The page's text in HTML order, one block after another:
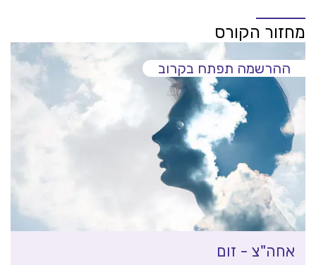
מחזור הקורס
ההרשמה תפתח בקרוב
אחה"צ - זום